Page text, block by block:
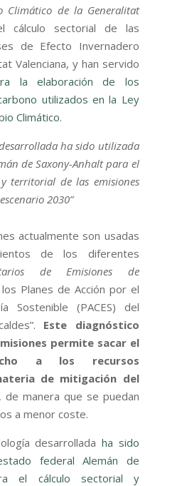
Climático de la Generalitat
cálculo sectorial de las
de Efecto Invernadero
Valenciana, y han servido
la elaboración de los
utilizados en la Ley
Climático.
ha sido utilizada
de Saxony-Anhalt para el
territorial de las emisiones
2030”
actualmente son usadas
de los diferentes
de Emisiones de
Planes de Acción por el
Sostenible (PACES) del
Este diagnóstico
permite sacar el
a los recursos
de mitigación del
, de manera que se puedan
a menor coste.
desarrollada ha sido
federal Alemán de
el cálculo sectorial y